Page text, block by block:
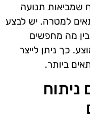
שמביאות תנועה
למטרה. יש לבצע
מה מחפשים
כך ניתן לייצר
ביותר.
ניתוח